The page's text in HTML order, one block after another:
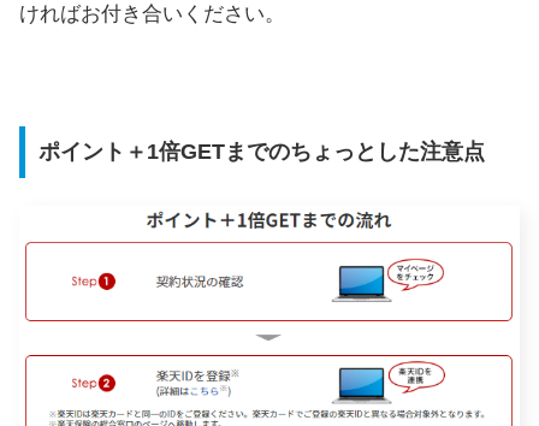
ければお付き合いください。
ポイント＋1倍GETまでのちょっとした注意点